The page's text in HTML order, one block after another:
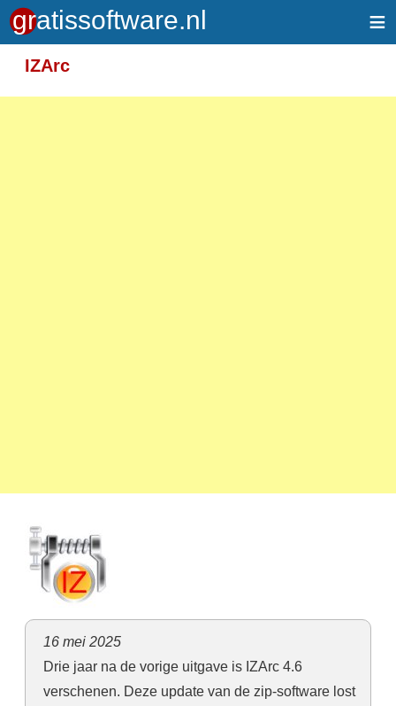
≡
IZArc
16 mei 2025
Drie jaar na de vorige uitgave is IZArc 4.6
verschenen. Deze update van de zip-software lost